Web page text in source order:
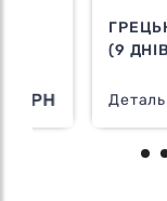
ГРЕЦЬКІ
(9 ДНІВ/10
Детальніше»